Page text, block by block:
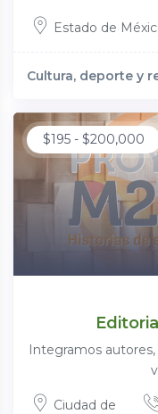
Estado de
Cultura, deporte y
$195 - $200,000
Integramos
Ciudad de